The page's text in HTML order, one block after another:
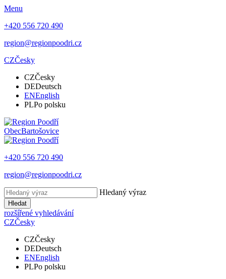
Menu
+420 556 720 490
region@regionpoodri.cz
CZČesky
CZČesky
DEDeutsch
ENEnglish
PLPo polsku
ObecBartošovice
+420 556 720 490
region@regionpoodri.cz
Hledaný výraz
Hledat
rozšířené vyhledávání
CZČesky
CZČesky
DEDeutsch
ENEnglish
PLPo polsku